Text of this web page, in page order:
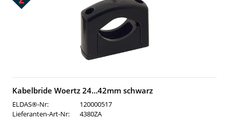
Kabelbride Woertz 24…42mm schwarz
ELDAS®-Nr:
120000517
Lieferanten-Art-Nr:
4380ZA